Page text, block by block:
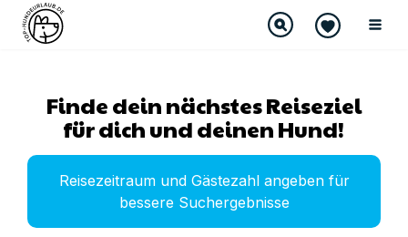
Finde dein nächstes Reiseziel
für dich und deinen Hund!
Reisezeitraum und Gästezahl angeben für
bessere Suchergebnisse